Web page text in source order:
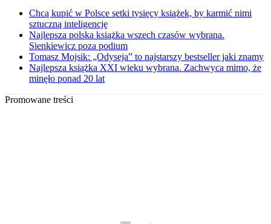
Chcą kupić w Polsce setki tysięcy książek, by karmić nimi
sztuczną inteligencję
Najlepsza polska książka wszech czasów wybrana.
Sienkiewicz poza podium
Tomasz Mojsik: „Odyseja” to najstarszy bestseller jaki znamy
Najlepsza książka XXI wieku wybrana. Zachwyca mimo, że
minęło ponad 20 lat
Promowane treści